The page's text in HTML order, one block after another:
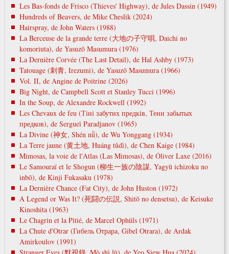
Les Bas-fonds de Frisco (Thieves' Highway), de Jules Dassin (1949)
Hundreds of Beavers, de Mike Cheslik (2024)
Hairspray, de John Waters (1988)
La Berceuse de la grande terre (大地の子守唄, Daichi no
komoriuta), de Yasuzō Masumura (1976)
La Dernière Corvée (The Last Detail), de Hal Ashby (1973)
Tatouage (刺青, Irezumi), de Yasuzō Masumura (1966)
Vol. II, de Angine de Poitrine (2026)
Big Night, de Campbell Scott et Stanley Tucci (1996)
In the Soup, de Alexandre Rockwell (1992)
Les Chevaux de feu (Тіні забутих предків, Тени забытых
предков), de Sergueï Paradjanov (1965)
La Divine (神女, Shén nǚ), de Wu Yonggang (1934)
La Terre jaune (黄土地, Huáng tǔdì), de Chen Kaige (1984)
Mimosas, la voie de l'Atlas (Las Mimosas), de Óliver Laxe (2016)
Le Samouraï et le Shogun (柳生一族の陰謀, Yagyū ichizoku no
inbō), de Kinji Fukasaku (1978)
La Dernière Chance (Fat City), de John Huston (1972)
A Legend or Was It? (死闘の伝説, Shitō no densetsu), de Keisuke
Kinoshita (1963)
Le Chagrin et la Pitié, de Marcel Ophüls (1971)
La Chute d'Otrar (Гибель Отрара, Gibel Otrara), de Ardak
Amirkoulov (1991)
Stranger Eyes (默視錄, Mò shì lù), de Yeo Siew Hua (2024)